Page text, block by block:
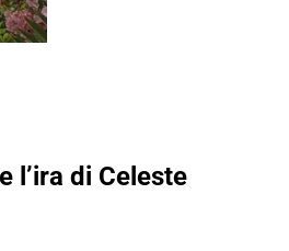
l’ira di Celeste